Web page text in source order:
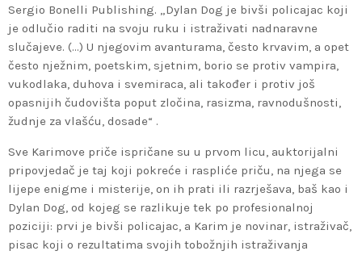
Sergio Bonelli Publishing. „Dylan Dog je bivši policajac koji
je odlučio raditi na svoju ruku i istraživati nadnaravne
slučajeve. (…) U njegovim avanturama, često krvavim, a opet
često nježnim, poetskim, sjetnim, borio se protiv vampira,
vukodlaka, duhova i svemiraca, ali također i protiv još
opasnijih čudovišta poput zločina, rasizma, ravnodušnosti,
žudnje za vlašću, dosade“ .
Sve Karimove priče ispričane su u prvom licu, auktorijalni
pripovjedač je taj koji pokreće i raspliće priču, na njega se
lijepe enigme i misterije, on ih prati ili razrješava, baš kao i
Dylan Dog, od kojeg se razlikuje tek po profesionalnoj
poziciji: prvi je bivši policajac, a Karim je novinar, istraživač,
pisac koji o rezultatima svojih tobožnjih istraživanja